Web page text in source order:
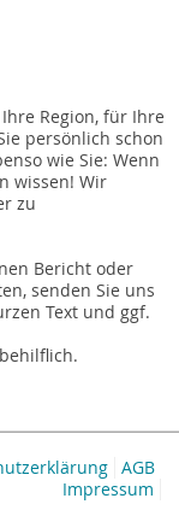
Region, für Ihre
persönlich schon
wie Sie: Wenn
wissen! Wir
zu
Bericht oder
senden Sie uns
Text und ggf.
AGB
Impressum